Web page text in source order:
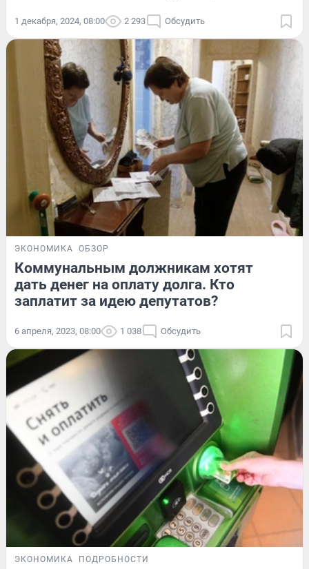
1 декабря, 2024, 08:00 2 293 Обсудить
ЭКОНОМИКА ОБЗОР
Коммунальным должникам хотят
дать денег на оплату долга. Кто
заплатит за идею депутатов?
6 апреля, 2023, 08:00 1 038 Обсудить
ЭКОНОМИКА ПОДРОБНОСТИ